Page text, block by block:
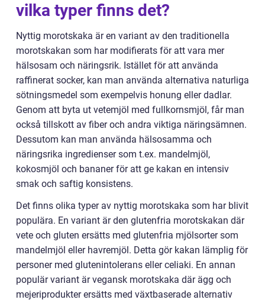
vilka typer finns det?
Nyttig morotskaka är en variant av den traditionella
morotskakan som har modifierats för att vara mer
hälsosam och näringsrik. Istället för att använda
raffinerat socker, kan man använda alternativa naturliga
sötningsmedel som exempelvis honung eller dadlar.
Genom att byta ut vetemjöl med fullkornsmjöl, får man
också tillskott av fiber och andra viktiga näringsämnen.
Dessutom kan man använda hälsosamma och
näringsrika ingredienser som t.ex. mandelmjöl,
kokosmjöl och bananer för att ge kakan en intensiv
smak och saftig konsistens.
Det finns olika typer av nyttig morotskaka som har blivit
populära. En variant är den glutenfria morotskakan där
vete och gluten ersätts med glutenfria mjölsorter som
mandelmjöl eller havremjöl. Detta gör kakan lämplig för
personer med glutenintolerans eller celiaki. En annan
populär variant är vegansk morotskaka där ägg och
mejeriprodukter ersätts med växtbaserade alternativ